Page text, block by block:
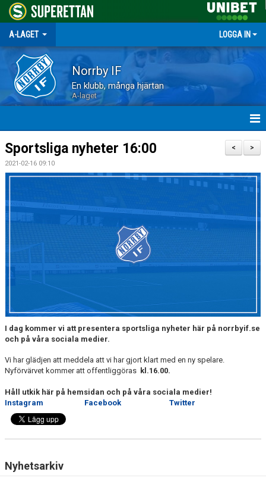
A-LAGET LOGGA IN
Norrby IF
En klubb, många hjärtan
A-laget
HEM
NYHETER
TRUPPEN
KALENDER
DOKUMENT
>
<
Sportsliga nyheter 16:00
2021-02-16 09:10
I dag kommer vi att presentera sportsliga nyheter här på norrbyif.se
och på våra sociala medier.
Vi har glädjen att meddela att vi har gjort klart med en ny spelare.
Nyförvärvet kommer att offentliggöras kl.16.00.
Håll utkik här på hemsidan och på våra sociala medier!
Instagram
Facebook Twitter
Nyhetsarkiv